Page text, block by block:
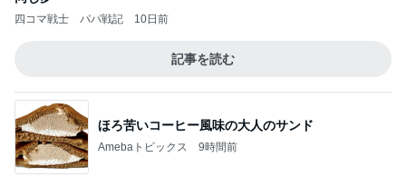
四コマ戦士 パパ戦記 10日前
記事を読む
ほろ苦いコーヒー風味の大人のサンド
Amebaトピックス 9時間前